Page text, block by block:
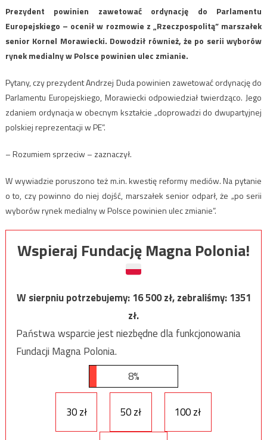
Prezydent powinien zawetować ordynację do Parlamentu
Europejskiego – ocenił w rozmowie z „Rzeczpospolitą” marszałek
senior Kornel Morawiecki. Dowodził również, że po serii wyborów
rynek medialny w Polsce powinien ulec zmianie.
Pytany, czy prezydent Andrzej Duda powinien zawetować ordynację do
Parlamentu Europejskiego, Morawiecki odpowiedział twierdząco. Jego
zdaniem ordynacja w obecnym kształcie „doprowadzi do dwupartyjnej
polskiej reprezentacji w PE”.
– Rozumiem sprzeciw – zaznaczył.
W wywiadzie poruszono też m.in. kwestię reformy mediów. Na pytanie
o to, czy powinno do niej dojść, marszałek senior odparł, że „po serii
wyborów rynek medialny w Polsce powinien ulec zmianie”.
Wspieraj Fundację Magna Polonia!
W sierpniu potrzebujemy:16 500zł, zebraliśmy:1351
zł.
Państwa wsparcie jest niezbędne dla funkcjonowania
Fundacji Magna Polonia.
8%
30 zł 50 zł 100 zł